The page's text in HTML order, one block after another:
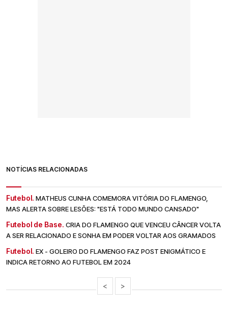
NOTÍCIAS RELACIONADAS
Futebol. MATHEUS CUNHA COMEMORA VITÓRIA DO FLAMENGO,
MAS ALERTA SOBRE LESÕES: "ESTÁ TODO MUNDO CANSADO"
Futebol de Base. CRIA DO FLAMENGO QUE VENCEU CÂNCER VOLTA
A SER RELACIONADO E SONHA EM PODER VOLTAR AOS GRAMADOS
Futebol. EX - GOLEIRO DO FLAMENGO FAZ POST ENIGMÁTICO E
INDICA RETORNO AO FUTEBOL EM 2024
< >